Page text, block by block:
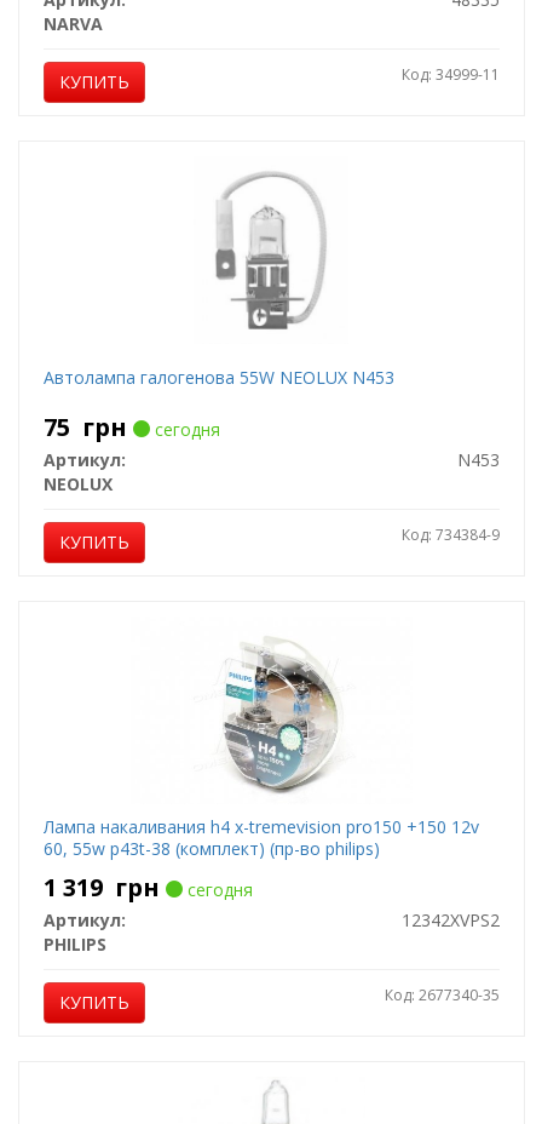
NARVA
КУПИТЬ Код: 34999-11
Автолампа галогенова 55W NEOLUX N453
75 грн
сегодня
Артикул:
N453
NEOLUX
КУПИТЬ Код: 734384-9
Лампа накаливания h4 x-tremevision pro150 +150 12v
60, 55w p43t-38 (комплект) (пр-во philips)
1 319 грн
сегодня
Артикул:
12342XVPS2
PHILIPS
КУПИТЬ Код: 2677340-35